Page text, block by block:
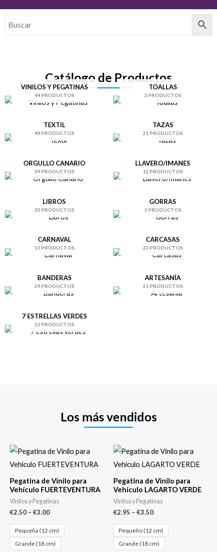
i
o
s
i
e
s
l
Catálogo de Productos
VINILOS Y PEGATINAS
44 PRODUCTOS
TOALLAS
2 PRODUCTOS
TEXTIL
49 PRODUCTOS
TAZAS
21 PRODUCTOS
ORGULLO CANARIO
39 PRODUCTOS
LLAVERO/IMANES
12 PRODUCTOS
LIBROS
35 PRODUCTOS
GORRAS
3 PRODUCTOS
CARNAVAL
13 PRODUCTOS
CARCASAS
23 PRODUCTOS
BANDERAS
29 PRODUCTOS
ARTESANÍA
21 PRODUCTOS
7 ESTRELLAS VERDES
23 PRODUCTOS
Los más vendidos
Pegatina de Vinilo para
Vehículo FUERTEVENTURA
Vinilos y Pegatinas
€2.50 – €3.00
Pequeña (12 cm)
Grande (18 cm)
Pegatina de Vinilo para
Vehículo LAGARTO VERDE
Vinilos y Pegatinas
€2.95 – €3.50
Pequeño (12 cm)
Grande (18 cm)